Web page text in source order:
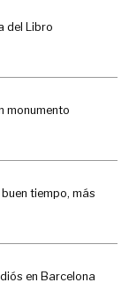
del Libro
monumento
tiempo, más
en Barcelona